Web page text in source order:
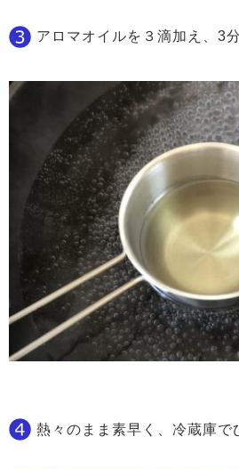
アロマオイルを３滴加え、3
熱々のまま素早く、冷蔵庫で